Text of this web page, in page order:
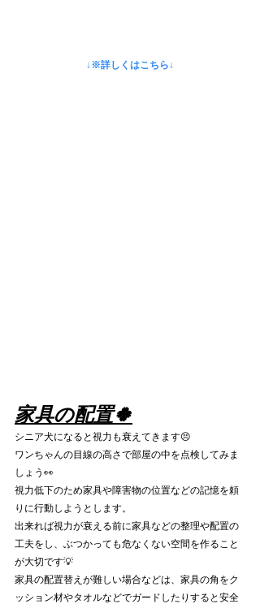
↓※詳しくはこちら↓
家具の配置🍀
シニア犬になると視力も衰えてきます😣
ワンちゃんの目線の高さで部屋の中を点検してみま
しょう👀
視力低下のため家具や障害物の位置などの記憶を頼
りに行動しようとします。
出来れば視力が衰える前に家具などの整理や配置の
工夫をし、ぶつかっても危なくない空間を作ること
が大切です💡
家具の配置替えが難しい場合などは、家具の角をク
ッション材やタオルなどでガードしたりすると安全